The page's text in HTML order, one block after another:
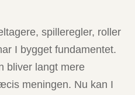
spilleregler, roller
I bygget fundamentet.
bliver langt mere
meningen. Nu kan I